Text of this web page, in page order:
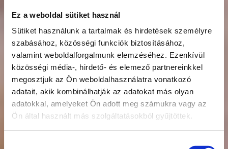
Ez a weboldal sütiket használ
Sütiket használunk a tartalmak és hirdetések személyre
szabásához, közösségi funkciók biztosításához,
valamint weboldalforgalmunk elemzéséhez. Ezenkívül
közösségi média-, hirdető- és elemező partnereinkkel
megosztjuk az Ön weboldalhasználatra vonatkozó
adatait, akik kombinálhatják az adatokat más olyan
adatokkal, amelyeket Ön adott meg számukra vagy az
Ön által használt más szolgáltatásokból gyűjtöttek.
Kötelező biztosítás